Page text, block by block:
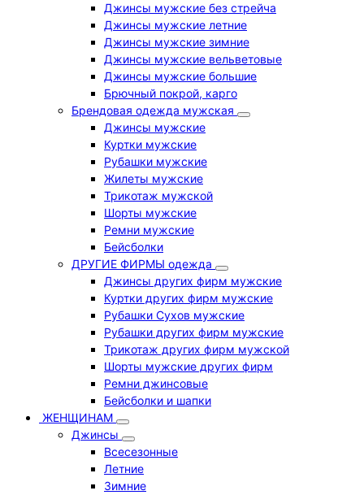
Джинсы мужские без стрейча
Джинсы мужские летние
Джинсы мужские зимние
Джинсы мужские вельветовые
Джинсы мужские большие
Брючный покрой, карго
Брендовая одежда мужская
Джинсы мужские
Куртки мужские
Рубашки мужские
Жилеты мужские
Трикотаж мужской
Шорты мужские
Ремни мужские
Бейсболки
ДРУГИЕ ФИРМЫ одежда
Джинсы других фирм мужские
Куртки других фирм мужские
Рубашки Сухов мужские
Рубашки других фирм мужские
Трикотаж других фирм мужской
Шорты мужские других фирм
Ремни джинсовые
Бейсболки и шапки
ЖЕНЩИНАМ
Джинсы
Всесезонные
Летние
Зимние